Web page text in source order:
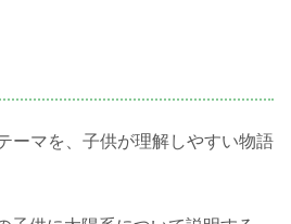
ーマを、子供が理解しやすい物語